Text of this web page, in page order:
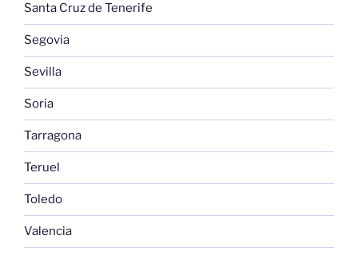
Santa Cruz de Tenerife
Segovia
Sevilla
Soria
Tarragona
Teruel
Toledo
Valencia